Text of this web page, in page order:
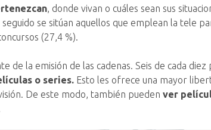
, donde vivan o cuáles sean sus
se sitúan aquellos que emplean la tele
(27,4 %).
de la emisión de las cadenas. Seis de cada
o series. Esto les ofrece una mayor
De este modo, también pueden ver